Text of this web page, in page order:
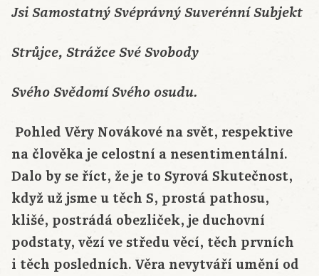
Jsi Samostatný Svéprávný Suverénní Subjekt
Strůjce, Strážce Své Svobody
Svého Svědomí Svého osudu.
Pohled Věry Novákové na svět, respektive
na člověka je celostní a nesentimentální.
Dalo by se říct, že je to Syrová Skutečnost,
když už jsme u těch S, prostá pathosu,
klišé, postrádá obezliček, je duchovní
podstaty, vězí ve středu věcí, těch prvních
i těch posledních. Věra nevytváří umění od